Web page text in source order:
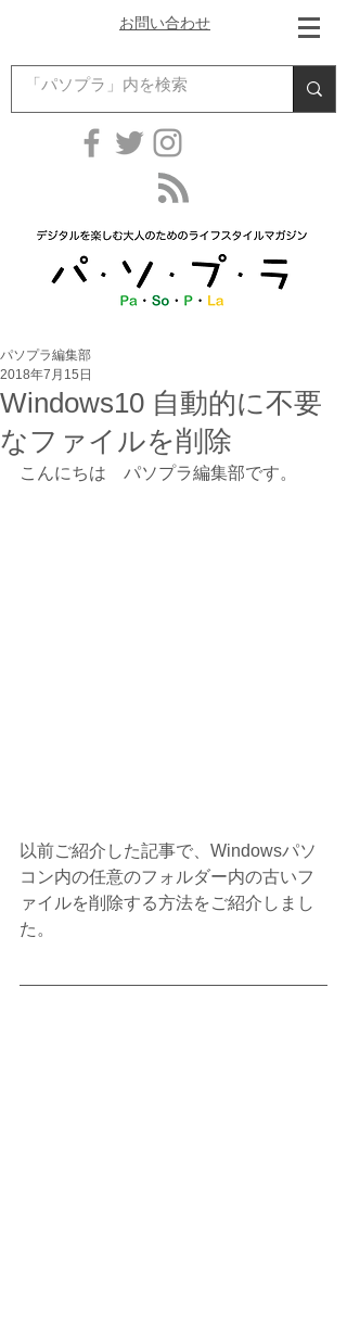
お問い合わせ
Windows10 自動的に不要
なファイルを削除
パソプラ編集部
2018年7月15日
こんにちは　パソプラ編集部です。
以前ご紹介した記事で、Windowsパソ
コン内の任意のフォルダー内の古いフ
ァイルを削除する方法をご紹介しまし
た。